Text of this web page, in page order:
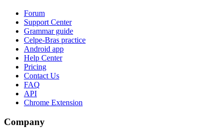
Forum
Support Center
Grammar guide
Celpe-Bras practice
Android app
Help Center
Pricing
Contact Us
FAQ
API
Chrome Extension
Company